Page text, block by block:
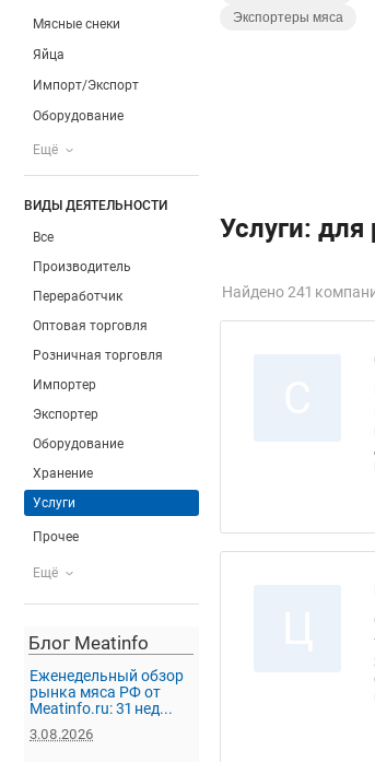
Мясные снеки
Яйца
Импорт/Экспорт
Оборудование
Ещё
ВИДЫ ДЕЯТЕЛЬНОСТИ
Все
Производитель
Переработчик
Оптовая торговля
Розничная торговля
Импортер
Экспортер
Оборудование
Хранение
Услуги
Прочее
Ещё
Блог Meatinfo
Еженедельный обзор
рынка мяса РФ от
Meatinfo.ru: 31 нед...
3.08.2026
Экспортеры мяса
Услуги:
Найдено 241